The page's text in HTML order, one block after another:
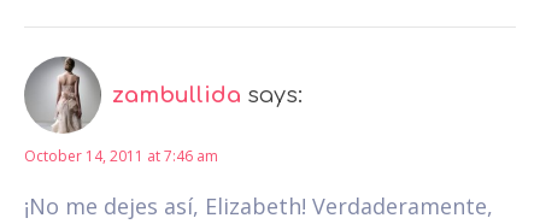
zambullida says:
October 14, 2011 at 7:46 am
¡No me dejes así, Elizabeth! Verdaderamente,